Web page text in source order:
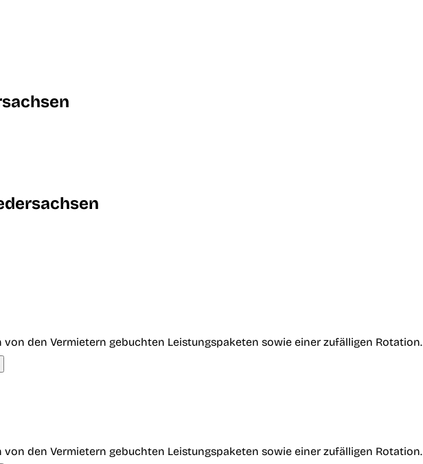
den Vermietern gebuchten Leistungspaketen sowie einer zufälligen Rotation.
den Vermietern gebuchten Leistungspaketen sowie einer zufälligen Rotation.